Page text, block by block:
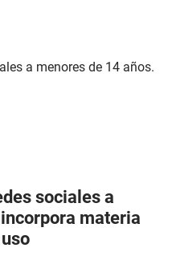
sociales a
materia